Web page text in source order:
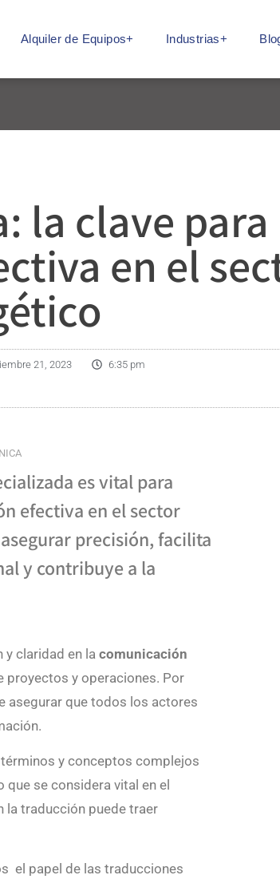
Alquiler de Equipos+ Industrias+
la clave para
en el
21, 2023 6:35 pm
es vital para
efectiva en el sector
precisión, facilita
y contribuye a la
y claridad en lacomunicación
proyectos y operaciones. Por
asegurar que todos los actores
y conceptos complejos
se considera vital en el
la traducción puede traer
el papel de las traducciones